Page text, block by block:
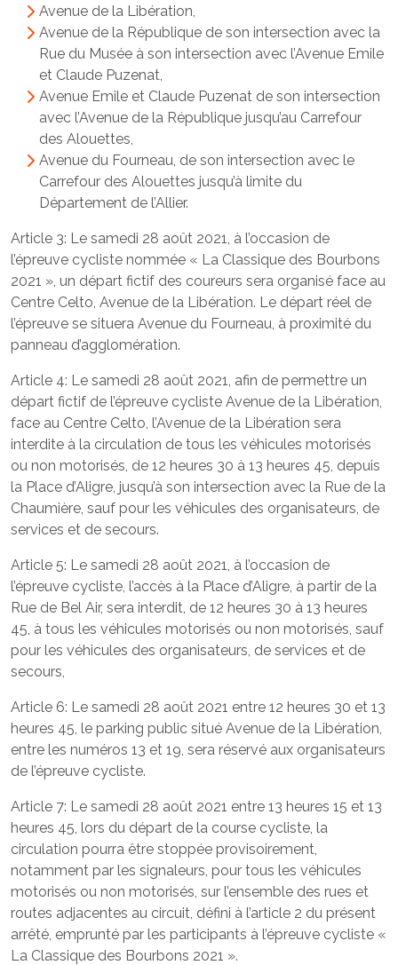
Avenue de la Libération,
Avenue de la République de son intersection avec la
Rue du Musée à son intersection avec l’Avenue Emile
et Claude Puzenat,
Avenue Emile et Claude Puzenat de son intersection
avec l’Avenue de la République jusqu’au Carrefour
des Alouettes,
Avenue du Fourneau, de son intersection avec le
Carrefour des Alouettes jusqu’à limite du
Département de l’Allier.
Article 3: Le samedi 28 août 2021, à l’occasion de
l’épreuve cycliste nommée « La Classique des Bourbons
2021 », un départ fictif des coureurs sera organisé face au
Centre Celto, Avenue de la Libération. Le départ réel de
l’épreuve se situera Avenue du Fourneau, à proximité du
panneau d’agglomération.
Article 4: Le samedi 28 août 2021, afin de permettre un
départ fictif de l’épreuve cycliste Avenue de la Libération,
face au Centre Celto, l’Avenue de la Libération sera
interdite à la circulation de tous les véhicules motorisés
ou non motorisés, de 12 heures 30 à 13 heures 45, depuis
la Place d’Aligre, jusqu’à son intersection avec la Rue de la
Chaumière, sauf pour les véhicules des organisateurs, de
services et de secours.
Article 5: Le samedi 28 août 2021, à l’occasion de
l’épreuve cycliste, l’accès à la Place d’Aligre, à partir de la
Rue de Bel Air, sera interdit, de 12 heures 30 à 13 heures
45, à tous les véhicules motorisés ou non motorisés, sauf
pour les véhicules des organisateurs, de services et de
secours,
Article 6: Le samedi 28 août 2021 entre 12 heures 30 et 13
heures 45, le parking public situé Avenue de la Libération,
entre les numéros 13 et 19, sera réservé aux organisateurs
de l’épreuve cycliste.
Article 7: Le samedi 28 août 2021 entre 13 heures 15 et 13
heures 45, lors du départ de la course cycliste, la
circulation pourra être stoppée provisoirement,
notamment par les signaleurs, pour tous les véhicules
motorisés ou non motorisés, sur l’ensemble des rues et
routes adjacentes au circuit, défini à l’article 2 du présent
arrêté, emprunté par les participants à l’épreuve cycliste «
La Classique des Bourbons 2021 ».